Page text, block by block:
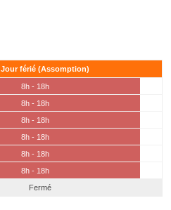
Jour férié (Assomption)
8h - 18h
8h - 18h
8h - 18h
8h - 18h
8h - 18h
8h - 18h
Fermé